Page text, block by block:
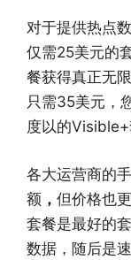
对于提供热点
仅需25美元的
餐获得真正无
只需35美元，
度以的
各大运营商的
额 ， 但价格也
套餐是最好的
数据，随后是